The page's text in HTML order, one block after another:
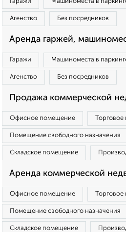
Агенство Без посредников
Аренда гаржей,
Гаражи Машиноместа в
Агенство Без посредников
Продажа коммерческой
Офисное помещение
Помещение свободного назначения
Складское помещение
Аренда коммерческой
Офисное помещение
Помещение свободного назначения
Складское помещение